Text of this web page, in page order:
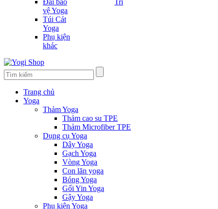
Đai bảo
vệ Yoga
Túi Cát
Yoga
Phụ kiện
khác
Trí
Trang chủ
Yoga
Thảm Yoga
Thảm cao su TPE
Thảm Microfiber TPE
Dụng cụ Yoga
Dây Yoga
Gạch Yoga
Vòng Yoga
Con lăn yoga
Bóng Yoga
Gối Yin Yoga
Gậy Yoga
Phụ kiện Yoga